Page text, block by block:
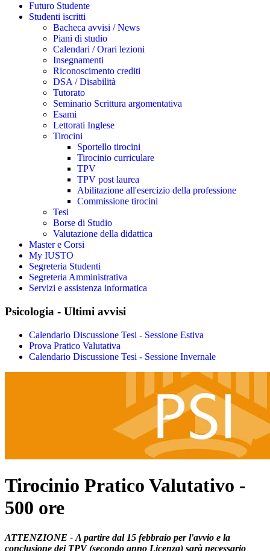
Futuro Studente
Studenti iscritti
Bacheca avvisi / News
Piani di studio
Calendari / Orari lezioni
Insegnamenti
Riconoscimento crediti
DSA / Disabilità
Tutorato
Seminario Scrittura argomentativa
Esami
Lettorati Inglese
Tirocini
Sportello tirocini
Tirocinio curriculare
TPV
TPV post laurea
Abilitazione all'esercizio della professione
Commissione tirocini
Tesi
Borse di Studio
Valutazione della didattica
Master e Corsi
My IUSTO
Segreteria Studenti
Segreteria Amministrativa
Servizi e assistenza informatica
Psicologia - Ultimi avvisi
Calendario Discussione Tesi - Sessione Estiva
Prova Pratico Valutativa
Calendario Discussione Tesi - Sessione Invernale
Tirocinio Pratico Valutativo -
500 ore
ATTENZIONE - A partire dal 15 febbraio per l'avvio e la
conclusione dei TPV (secondo anno Licenza) sarà necessario